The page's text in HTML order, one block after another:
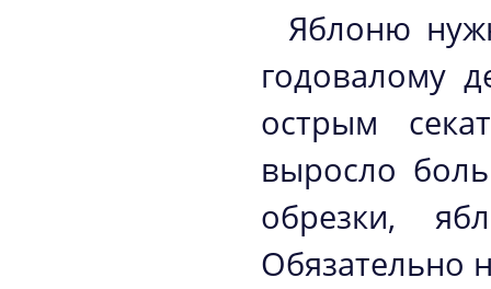
Яблоню
годовалому
острым
выросло
обрезки,
Обязательно